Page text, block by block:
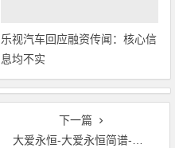
乐视汽车回应融资传闻：核心信
息均不实
下一篇
大爱永恒-大爱永恒简谱-蒋大为大爱永恒-大爱永恒的理解